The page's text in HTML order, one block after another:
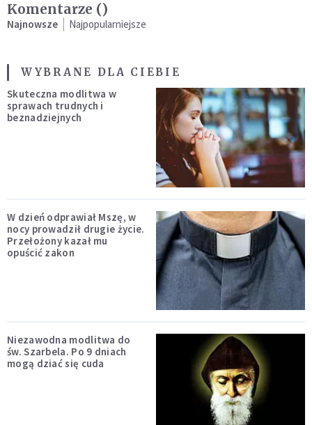
Komentarze ()
Najnowsze Najpopularniejsze
WYBRANE DLA CIEBIE
Skuteczna modlitwa w
sprawach trudnych i
beznadziejnych
W dzień odprawiał Mszę, w
nocy prowadził drugie życie.
Przełożony kazał mu
opuścić zakon
Niezawodna modlitwa do
św. Szarbela. Po 9 dniach
mogą dziać się cuda